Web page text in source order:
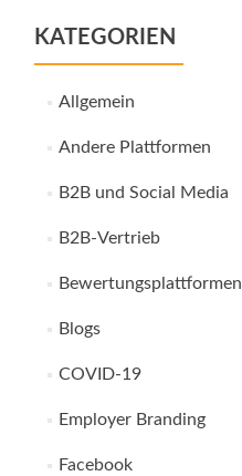
KATEGORIEN
Allgemein
Andere Plattformen
B2B und Social Media
B2B-Vertrieb
Bewertungsplattformen
Blogs
COVID-19
Employer Branding
Facebook